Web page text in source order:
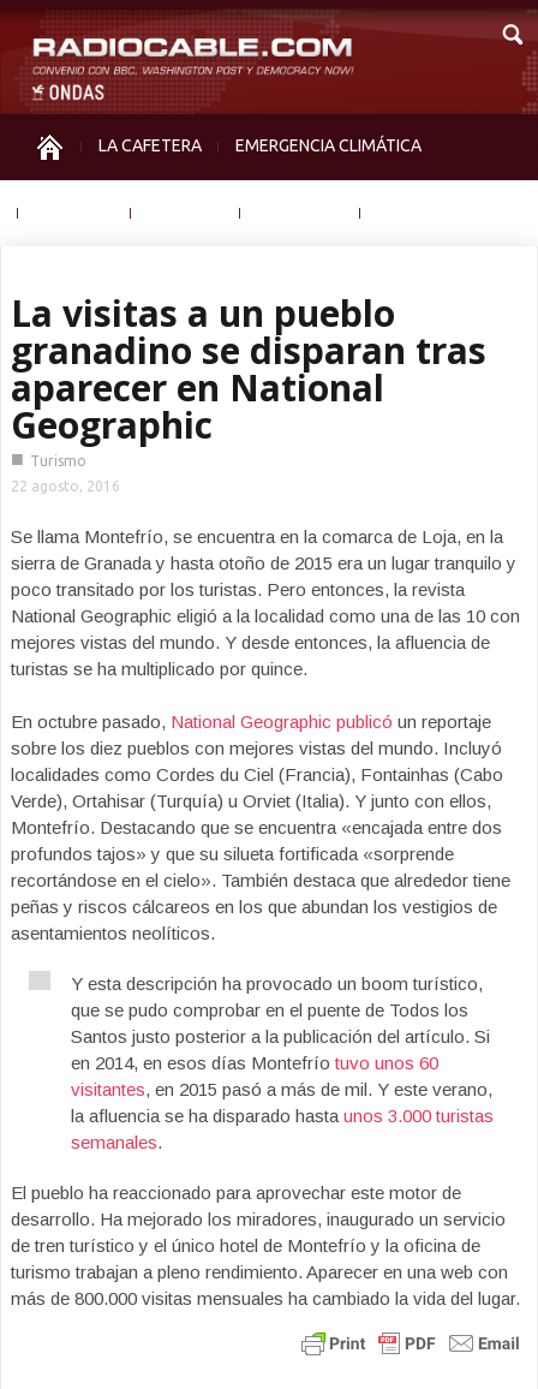
LA CAFETERA EMERGENCIA CLIMÁTICA
La visitas a un pueblo
granadino se disparan tras
aparecer en National
Geographic
■ Turismo
22 agosto, 2016
Se llama Montefrío, se encuentra en la comarca de Loja, en la
sierra de Granada y hasta otoño de 2015 era un lugar tranquilo y
poco transitado por los turistas. Pero entonces, la revista
National Geographic eligió a la localidad como una de las 10 con
mejores vistas del mundo. Y desde entonces, la afluencia de
turistas se ha multiplicado por quince.
En octubre pasado, National Geographic publicó un reportaje
sobre los diez pueblos con mejores vistas del mundo. Incluyó
localidades como Cordes du Ciel (Francia), Fontainhas (Cabo
Verde), Ortahisar (Turquía) u Orviet (Italia). Y junto con ellos,
Montefrío. Destacando que se encuentra «encajada entre dos
profundos tajos» y que su silueta fortificada «sorprende
recortándose en el cielo». También destaca que alrededor tiene
peñas y riscos cálcareos en los que abundan los vestigios de
asentamientos neolíticos.
Y esta descripción ha provocado un boom turístico,
que se pudo comprobar en el puente de Todos los
Santos justo posterior a la publicación del artículo. Si
en 2014, en esos días Montefríotuvo unos 60
visitantes, en 2015 pasó a más de mil. Y este verano,
la afluencia se ha disparado hasta unos 3.000 turistas
semanales.
El pueblo ha reaccionado para aprovechar este motor de
desarrollo. Ha mejorado los miradores, inaugurado un servicio
de tren turístico y el único hotel de Montefrío y la oficina de
turismo trabajan a pleno rendimiento. Aparecer en una web con
más de 800.000 visitas mensuales ha cambiado la vida del lugar.